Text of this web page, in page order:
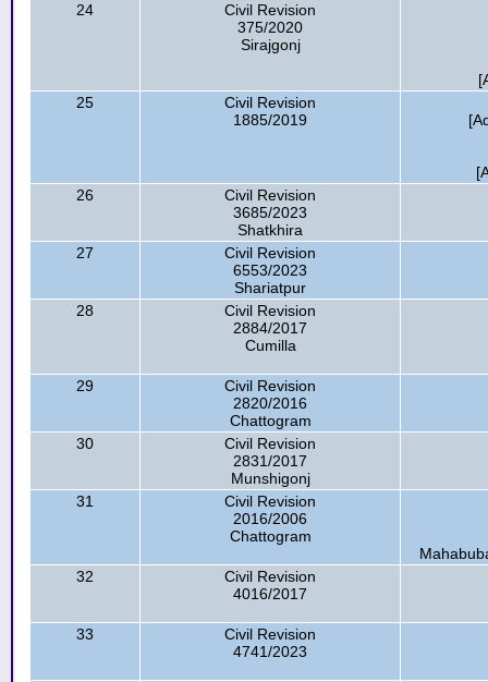
24
Civil Revision
375/2020
Sirajgonj
25
Civil Revision
1885/2019
26
Civil Revision
3685/2023
Shatkhira
27
Civil Revision
6553/2023
Shariatpur
28
Civil Revision
2884/2017
Cumilla
29
Civil Revision
2820/2016
Chattogram
30
Civil Revision
2831/2017
Munshigonj
31
Civil Revision
2016/2006
Chattogram
32
Civil Revision
4016/2017
33
Civil Revision
4741/2023